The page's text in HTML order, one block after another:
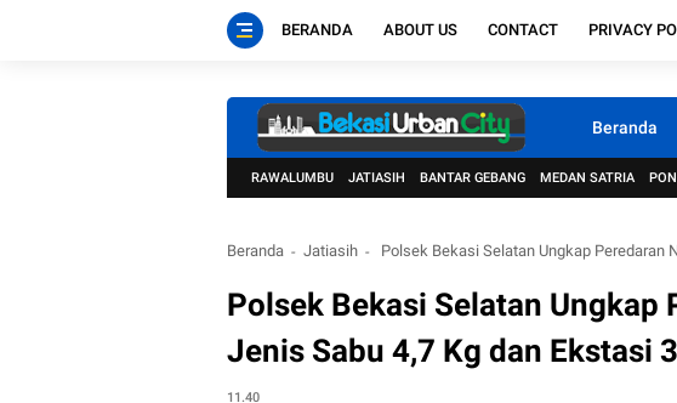
BERANDA ABOUT US CONTACT PRIVACY
Beranda
RAWALUMBU JATIASIH BANTAR GEBANG MEDAN SATRIA
Beranda Jatiasih Polsek Bekasi Selatan Ungkap Peredaran
Polsek Bekasi Selatan Ungkap
Jenis Sabu 4,7 Kg dan Ekstasi
11.40